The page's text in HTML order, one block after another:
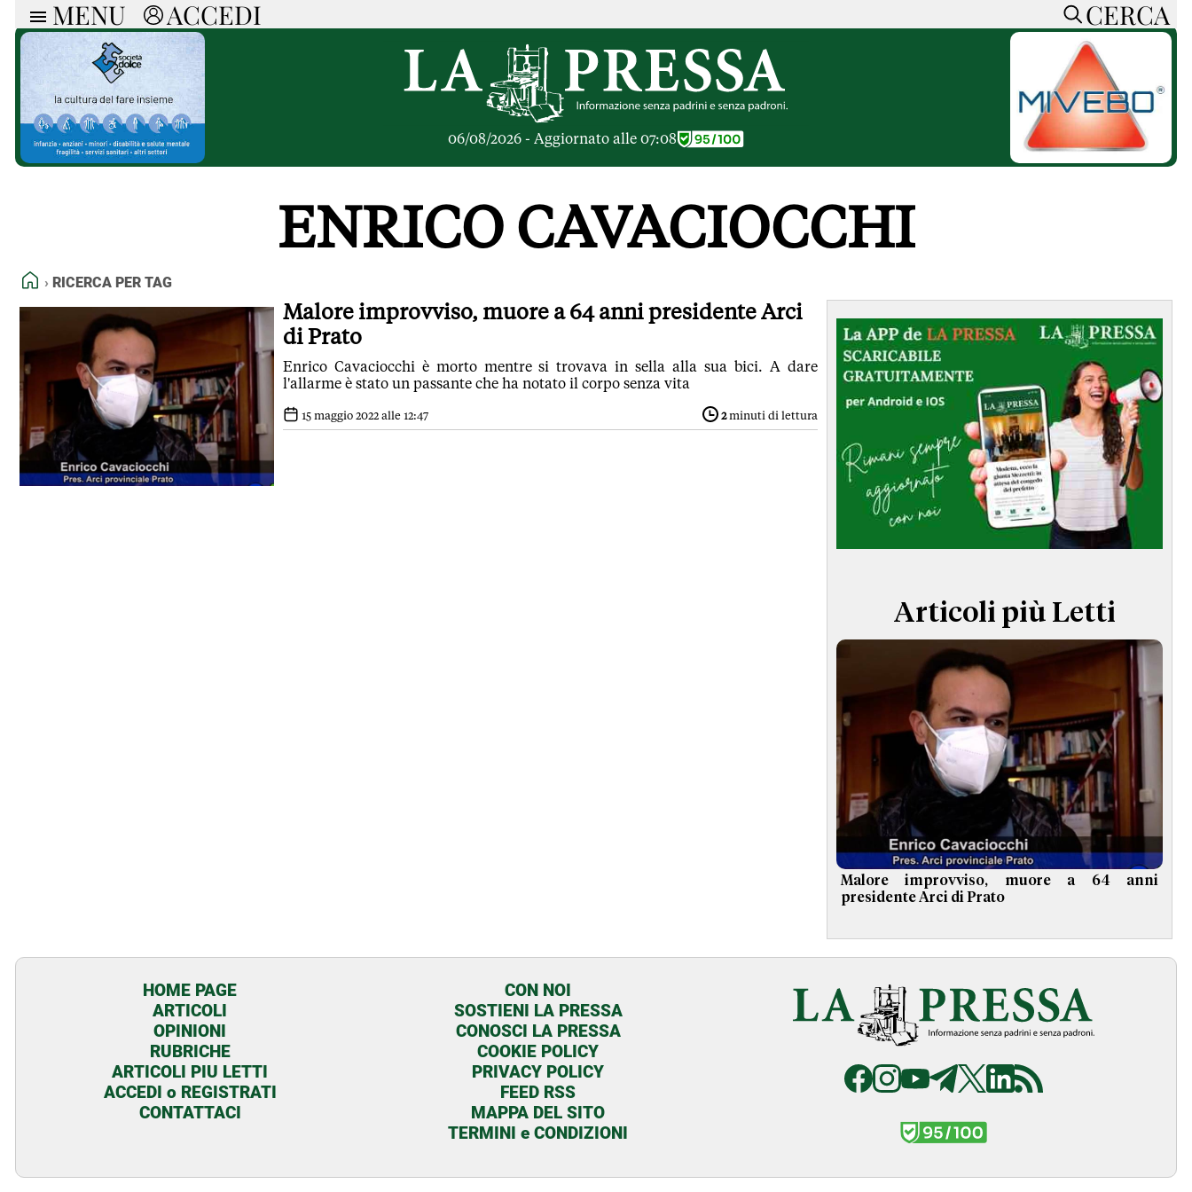
MENU ACCEDI CERCA
ARTICOLI
Politica
Economia
Società
La Nera
Che Cultura
Tutti gli Articoli
RUBRICHE
Ruote Libere
Dossier Inceneritore
Dossier Cave
Necrologie
Consigli di investimento
Tutte le Rubriche
OPINIONI
Lettere al Direttore
Parola d'Autore
Il Galeotto
Cronache Pandemiche
Tutte le Opinioni
Articoli
Opinioni
Tutti gli Articoli
ACCEDI o REGISTRATI
SOSTIENI LA PRESSA
MAPPA DEL SITO
NORMATIVE
DEONTOLOGICHE
TERMINI e CONDIZIONI
Ricerca
CERCA
06/08/2026 - Aggiornato alle 07:08
ENRICO CAVACIOCCHI
HOME
RICERCA PER TAG
Malore improvviso, muore a 64 anni presidente Arci
di Prato
Enrico Cavaciocchi è morto mentre si trovava in sella alla sua bici. A dare
l'allarme è stato un passante che ha notato il corpo senza vita
15 maggio 2022 alle 12:47 2minuti di lettura
Articoli più Letti
Malore improvviso, muore a 64 anni
presidente Arci di Prato
HOME PAGE
ARTICOLI
OPINIONI
RUBRICHE
ARTICOLI PIU LETTI
ACCEDI o REGISTRATI
CONTATTACI
CON NOI
SOSTIENI LA PRESSA
CONOSCI LA PRESSA
COOKIE POLICY
PRIVACY POLICY
FEED RSS
MAPPA DEL SITO
TERMINI e CONDIZIONI